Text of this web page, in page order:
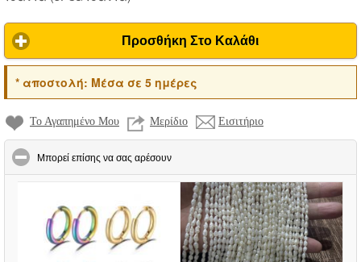
Προσθήκη Στο Καλάθι
*αποστολή: Μέσα σε 5 ημέρες
Το Αγαπημένο Μου Μερίδιο Εισιτήριο
Μπορεί επίσης να σας αρέσουν